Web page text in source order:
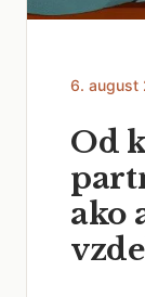
6. august
Od
ako